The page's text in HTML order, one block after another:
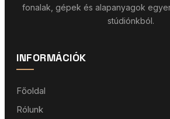
fonalak, gépek és alapanyagok
stúdiónkból.
INFORMÁCIÓK
Főoldal
Rólunk